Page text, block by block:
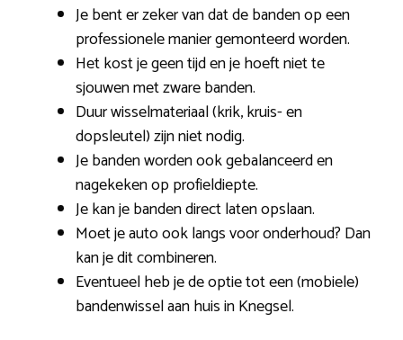
Je bent er zeker van dat de banden op een
professionele manier gemonteerd worden.
Het kost je geen tijd en je hoeft niet te
sjouwen met zware banden.
Duur wisselmateriaal (krik, kruis- en
dopsleutel) zijn niet nodig.
Je banden worden ook gebalanceerd en
nagekeken op profieldiepte.
Je kan je banden direct laten opslaan.
Moet je auto ook langs voor onderhoud? Dan
kan je dit combineren.
Eventueel heb je de optie tot een (mobiele)
bandenwissel aan huis in Knegsel.